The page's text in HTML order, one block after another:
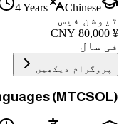
4 Years
Chinese
ٹیوشن فیس
¥
80,000
فی سال
پروگرام دیکھیں
(MTCSOL)